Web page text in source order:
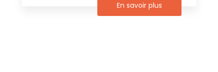
En savoir plus